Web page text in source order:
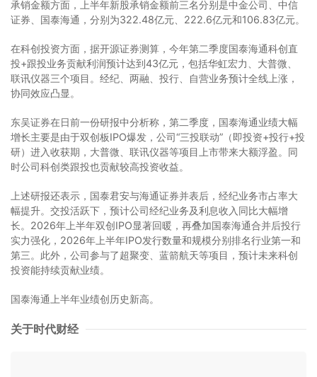
承销金额方面，上半年新股承销金额前三名分别是中金公司、中信
证券、国泰海通，分别为322.48亿元、222.6亿元和106.83亿元。
在科创投资方面，据开源证券测算，今年第二季度国泰海通科创直
投+跟投业务贡献利润预计达到43亿元，包括华虹宏力、大普微、
联讯仪器三个项目。经纪、两融、投行、自营业务预计全线上涨，
协同效应凸显。
东吴证券在日前一份研报中分析称，第二季度，国泰海通业绩大幅
增长主要是由于双创板IPO爆发，公司“三投联动”（即投资+投行+投
研）进入收获期，大普微、联讯仪器等项目上市带来大额浮盈。同
时公司科创类跟投也贡献较高投资收益。
上述研报还表示，国泰君安与海通证券并表后，经纪业务市占率大
幅提升。交投活跃下，预计公司经纪业务及利息收入同比大幅增
长。2026年上半年双创IPO显著回暖，再叠加国泰海通合并后投行
实力强化，2026年上半年IPO发行数量和规模分别排名行业第一和
第三。此外，公司参与了超聚变、蓝箭航天等项目，预计未来科创
投资能持续贡献业绩。
国泰海通上半年业绩创历史新高。
关于时代财经